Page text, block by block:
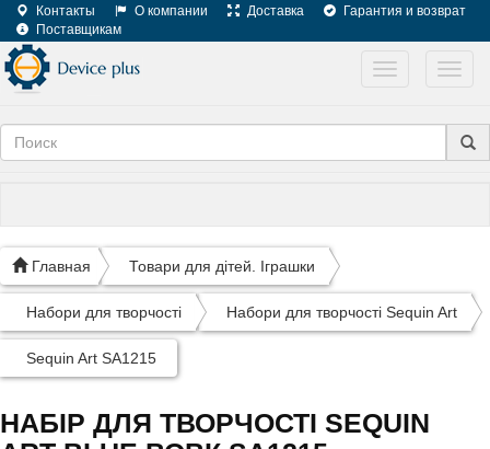
Контакты О компании Доставка
Гарантия и возврат
Поставщикам
Toggle
Главная Товари для дітей. Іграшки
Набори для творчості Набори для творчості Sequin Art
Sequin Art SA1215
НАБІР ДЛЯ ТВОРЧОСТІ SEQUIN